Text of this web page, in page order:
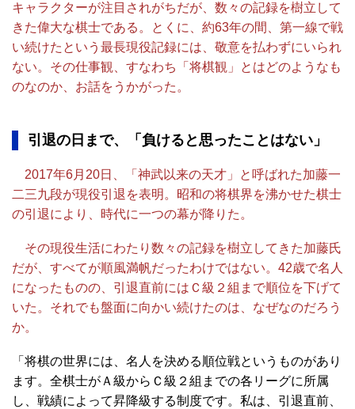
キャラクターが注目されがちだが、数々の記録を樹立して
きた偉大な棋士である。とくに、約63年の間、第一線で戦
い続けたという最長現役記録には、敬意を払わずにいられ
ない。その仕事観、すなわち「将棋観」とはどのようなも
のなのか、お話をうかがった。
引退の日まで、「負けると思ったことはない」
2017年6月20日、「神武以来の天才」と呼ばれた加藤一
二三九段が現役引退を表明。昭和の将棋界を沸かせた棋士
の引退により、時代に一つの幕が降りた。
その現役生活にわたり数々の記録を樹立してきた加藤氏
だが、すべてが順風満帆だったわけではない。42歳で名人
になったものの、引退直前にはＣ級２組まで順位を下げて
いた。それでも盤面に向かい続けたのは、なぜなのだろう
か。
「将棋の世界には、名人を決める順位戦というものがあり
ます。全棋士がＡ級からＣ級２組までの各リーグに所属
し、戦績によって昇降級する制度です。私は、引退直前、